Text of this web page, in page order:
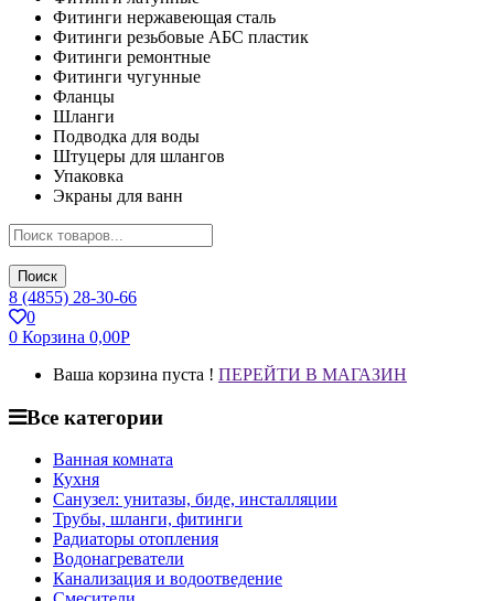
Фитинги нержавеющая сталь
Фитинги резьбовые АБС пластик
Фитинги ремонтные
Фитинги чугунные
Фланцы
Шланги
Подводка для воды
Штуцеры для шлангов
Упаковка
Экраны для ванн
Поиск
8 (4855) 28-30-66
0
0 Корзина 0,00Р
Ваша корзина пуста ! ПЕРЕЙТИ В МАГАЗИН
Все категории
Ванная комната
Кухня
Санузел: унитазы, биде, инсталляции
Трубы, шланги, фитинги
Радиаторы отопления
Водонагреватели
Канализация и водоотведение